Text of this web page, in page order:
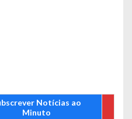
Notícias ao
Minuto